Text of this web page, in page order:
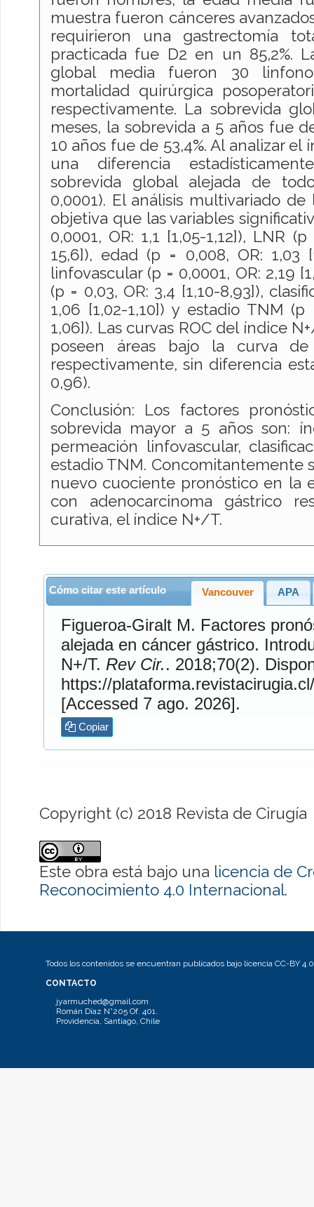
muestra fueron cánceres
requirieron una gastrectomía
practicada fue D2 en un 85,2%.
global media fueron 30
mortalidad quirúrgica
respectivamente. La sobrevida
meses, la sobrevida a 5 años fue
10 años fue de 53,4%. Al analizar
una diferencia
sobrevida global alejada de
0,0001). El análisis multivariado
objetiva que las variables
0,0001, OR: 1,1 [1,05-1,12]), LNR
15,6]), edad (p = 0,008, OR: 1,03
linfovascular (p = 0,0001, OR: 2,19
(p = 0,03, OR: 3,4 [1,10-8,93]),
1,06 [1,02-1,10]) y estadio TNM (p
1,06]). Las curvas ROC del índice
poseen áreas bajo la curva
respectivamente, sin diferencia
0,96).
Conclusión: Los factores
sobrevida mayor a 5 años son:
permeación linfovascular,
estadio TNM. Concomitantemente
nuevo cuociente pronóstico en la
con adenocarcinoma gástrico
curativa, el índice N+/T.
Cómo citar este artículo Vancouver APA
Figueroa-GiraltM. Factores pronósticos de sobrevida
alejada en cáncer gástrico.
N+/T. Rev Cir.. 2018;70(2). Disponible en:
https://
[Accessed 7 ago. 2026].
Copiar
Copyright (c) 2018 Revista de Cirugía
Este obra está bajo una licencia de
Reconocimiento 4.0 Internacional.
Todos los contenidos se encuentran publicados bajo licencia CC-BY 4.0
CONTACTO
jyarmuched@gmail.com
Román Díaz N°205 Of. 401.
Providencia, Santiago, Chile